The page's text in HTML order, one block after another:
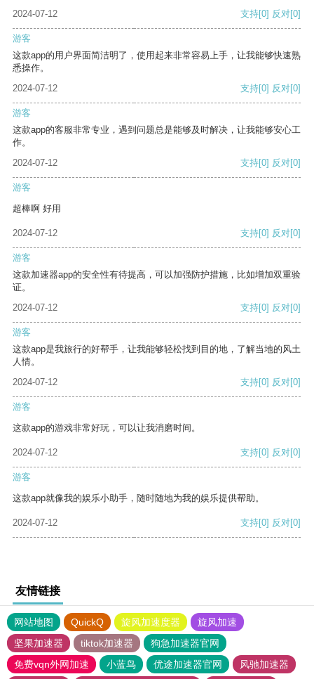
2024-07-12
支持[0] 反对[0]
游客
这款app的用户界面简洁明了，使用起来非常容易上手，让我能够快速熟
悉操作。
2024-07-12
支持[0] 反对[0]
游客
这款app的客服非常专业，遇到问题总是能够及时解决，让我能够安心工
作。
2024-07-12
支持[0] 反对[0]
游客
超棒啊 好用
2024-07-12 支持[0] 反对[0]
游客
这款加速器app的安全性有待提高，可以加强防护措施，比如增加双重验
证。
2024-07-12
支持[0] 反对[0]
游客
这款app是我旅行的好帮手，让我能够轻松找到目的地，了解当地的风土
人情。
2024-07-12
支持[0] 反对[0]
游客
这款app的游戏非常好玩，可以让我消磨时间。
2024-07-12 支持[0] 反对[0]
游客
这款app就像我的娱乐小助手，随时随地为我的娱乐提供帮助。
2024-07-12 支持[0] 反对[0]
友情链接
网站地图 QuickQ 旋风加速度器
旋风加速
坚果加速器
tiktok加速器
狗急加速器官网
免费vqn外网加速
小蓝鸟 优途加速器官网
风驰加速器